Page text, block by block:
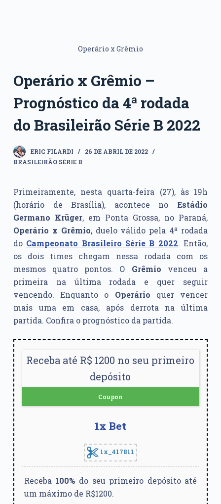
Operário x Grêmio
Operário x Grêmio –
Prognóstico da 4ª rodada
do Brasileirão Série B 2022
ERIC FILARDI
26 DE ABRIL DE 2022
BRASILEIRÃO SÉRIE B
Primeiramente, nesta quarta-feira (27), às 19h
(horário de Brasília), acontece noEstádio
Germano Krüger, em Ponta Grossa, no Paraná,
Operário x Grêmio, duelo válido pela 4ª rodada
do Campeonato Brasileiro Série B 2022. Então,
os dois times chegam nessa rodada com os
mesmos quatro pontos. O Grêmio venceu a
primeira na última rodada e quer seguir
vencendo. Enquanto o Operário quer vencer
mais uma em casa, após derrota na última
partida. Confira o prognóstico da partida.
Receba até R$ 1200 no seu primeiro
depósito
Coupon
1x Bet
1x_417811
Receba 100% do seu primeiro depósito até
um máximo de R$1200.